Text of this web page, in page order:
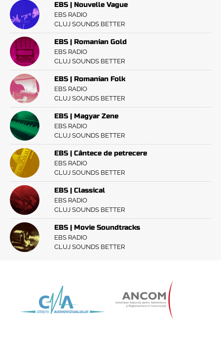
EBS | Nouvelle Vague
EBS RADIO
CLUJ SOUNDS BETTER
EBS | Romanian Gold
EBS RADIO
CLUJ SOUNDS BETTER
EBS | Romanian Folk
EBS RADIO
CLUJ SOUNDS BETTER
EBS | Magyar Zene
EBS RADIO
CLUJ SOUNDS BETTER
EBS | Cântece de petrecere
EBS RADIO
CLUJ SOUNDS BETTER
EBS | Classical
EBS RADIO
CLUJ SOUNDS BETTER
EBS | Movie Soundtracks
EBS RADIO
CLUJ SOUNDS BETTER